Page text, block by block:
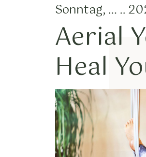
Sonntag, … ..
Aerial
Heal